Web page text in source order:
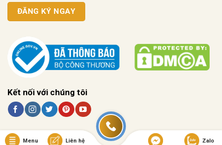
Kết nối với chúng tôi
Menu Liên hệ Zalo